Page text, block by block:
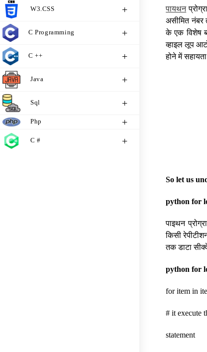
W3.CSS
C Programming
C ++
Java
Sql
Php
C #
पायथन
असीमित नंबर
के एक विशेष
व्हाइल लूप
होने में
So let us
python for
पाइथन
किसी
तक डाटा
python for
for item in
# it execute
statement